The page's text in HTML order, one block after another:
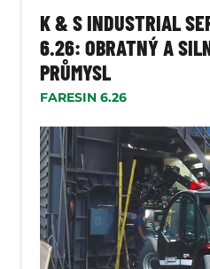
K & S INDUSTRIAL
6.26: OBRATNÝ A
PRŮMYSL
FARESIN 6.26